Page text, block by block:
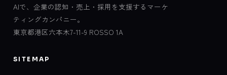
AIで、企業の認知・売上・採用を支援するマーケ
ティングカンパニー。
東京都港区六本木7-11-9 ROSSO 1A
SITEMAP